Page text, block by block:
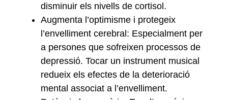
disminuir els nivells de cortisol.
Augmenta l’optimisme i protegeix
l’envelliment cerebral: Especialment per
a persones que sofreixen processos de
depressió. Tocar un instrument musical
redueix els efectes de la deterioració
mental associat a l’envelliment.